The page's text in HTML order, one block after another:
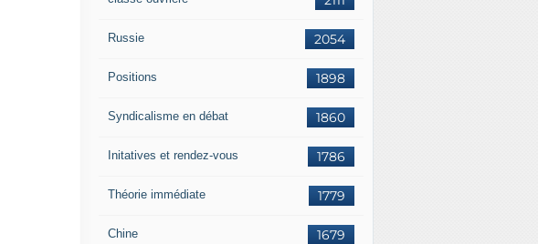
2054
Russie
1898
Positions
1860
Syndicalisme en débat
1786
Initatives et rendez-vous
1779
Théorie immédiate
1679
Chine